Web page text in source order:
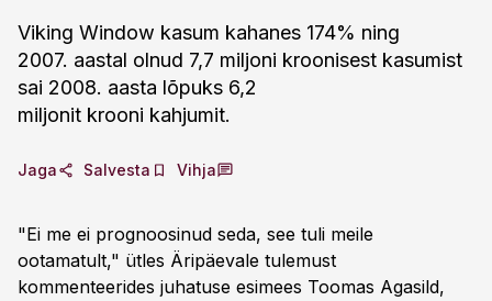
Viking Window kasum kahanes 174% ning
2007. aastal olnud 7,7 miljoni kroonisest kasumist
sai 2008. aasta lõpuks 6,2
miljonit krooni kahjumit.
Jaga Salvesta Vihja
"Ei me ei prognoosinud seda, see tuli meile
ootamatult," ütles Äripäevale tulemust
kommenteerides juhatuse esimees Toomas Agasild,